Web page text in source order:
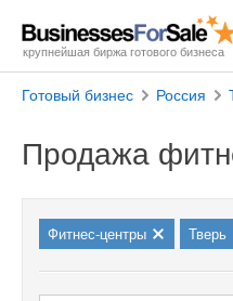
крупнейшая биржа готового бизнеса
Готовый бизнес Россия
Продажа
Фитнес-центры Тверь